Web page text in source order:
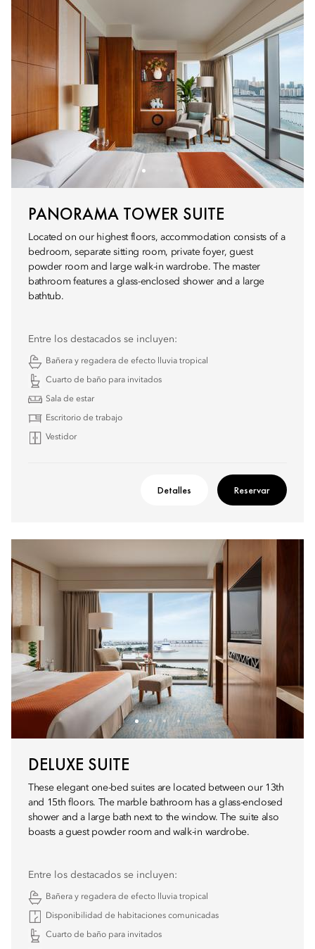
PANORAMA TOWER SUITE
Located on our highest floors, accommodation consists of a
bedroom, separate sitting room, private foyer, guest
powder room and large walk-in wardrobe. The master
bathroom features a glass-enclosed shower and a large
bathtub.
Entre los destacados se incluyen:
Bañera y regadera de efecto lluvia tropical
Cuarto de baño para invitados
Sala de estar
Escritorio de trabajo
Vestidor
Detalles Reservar
DELUXE SUITE
These elegant one-bed suites are located between our 13th
and 15th floors. The marble bathroom has a glass-enclosed
shower and a large bath next to the window. The suite also
boasts a guest powder room and walk-in wardrobe.
Entre los destacados se incluyen:
Bañera y regadera de efecto lluvia tropical
Disponibilidad de habitaciones comunicadas
Cuarto de baño para invitados